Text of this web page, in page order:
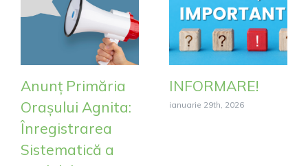
Anunț Primăria
Orașului Agnita:
Înregistrarea
Sistematică a
INFORMARE!
ianuarie 29th, 2026